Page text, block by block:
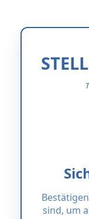
sind, um